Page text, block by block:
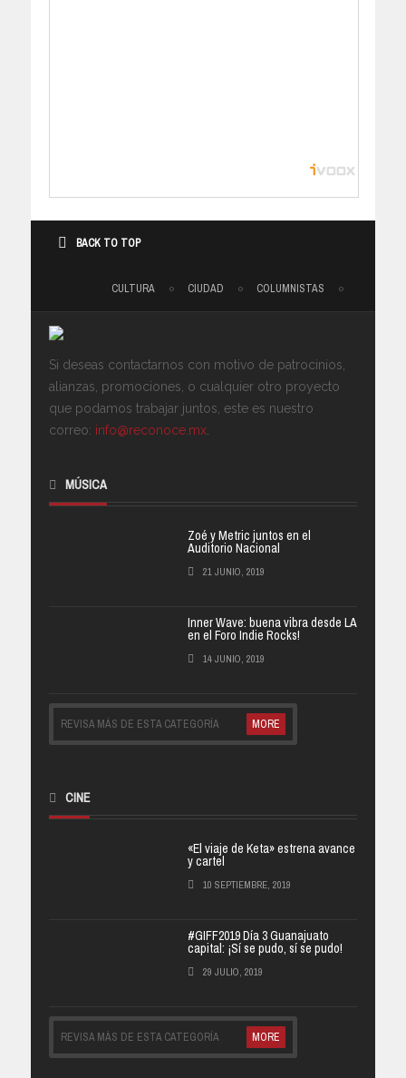
BACK TO TOP
CULTURA CIUDAD COLUMNISTAS
Si deseas contactarnos con motivo de patrocinios,
alianzas, promociones, o cualquier otro proyecto
que podamos trabajar juntos, este es nuestro
correo: info@reconoce.mx
MÚSICA
Zoé y Metric juntos en el
Auditorio Nacional
21 JUNIO, 2019
Inner Wave: buena vibra desde LA
en el Foro Indie Rocks!
14 JUNIO, 2019
REVISA MÁS DE ESTA CATEGORÍA MORE
CINE
«El viaje de Keta» estrena avance
y cartel
10 SEPTIEMBRE, 2019
#GIFF2019 Día 3 Guanajuato
capital: ¡Sí se pudo, sí se pudo!
29 JULIO, 2019
REVISA MÁS DE ESTA CATEGORÍA MORE